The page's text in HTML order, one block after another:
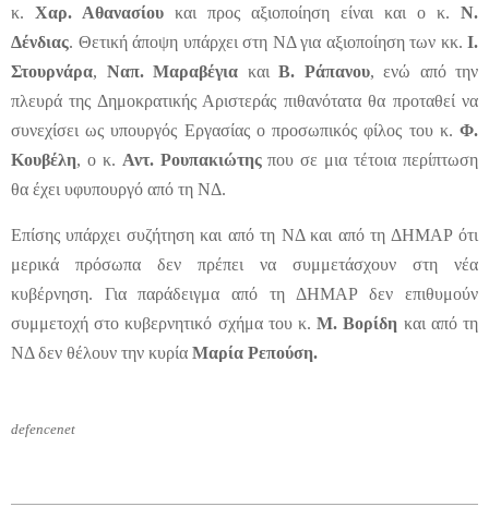
κ. Χαρ. Αθανασίου και προς αξιοποίηση είναι και ο κ. Ν.
Δένδιας. Θετική άποψη υπάρχει στη ΝΔ για αξιοποίηση των κκ. Ι.
Στουρνάρα, Ναπ. Μαραβέγια και Β. Ράπανου, ενώ από την
πλευρά της Δημοκρατικής Αριστεράς πιθανότατα θα προταθεί να
συνεχίσει ως υπουργός Εργασίας ο προσωπικός φίλος του κ. Φ.
Κουβέλη, ο κ. Αντ. Ρουπακιώτηςπου σε μια τέτοια περίπτωση
θα έχει υφυπουργό από τη ΝΔ.
Επίσης υπάρχει συζήτηση και από τη ΝΔ και από τη ΔΗΜΑΡ ότι
μερικά πρόσωπα δεν πρέπει να συμμετάσχουν στη νέα
κυβέρνηση. Για παράδειγμα από τη ΔΗΜΑΡ δεν επιθυμούν
συμμετοχή στο κυβερνητικό σχήμα του κ. Μ. Βορίδη και από τη
ΝΔ δεν θέλουν την κυρία Μαρία Ρεπούση.
defencenet